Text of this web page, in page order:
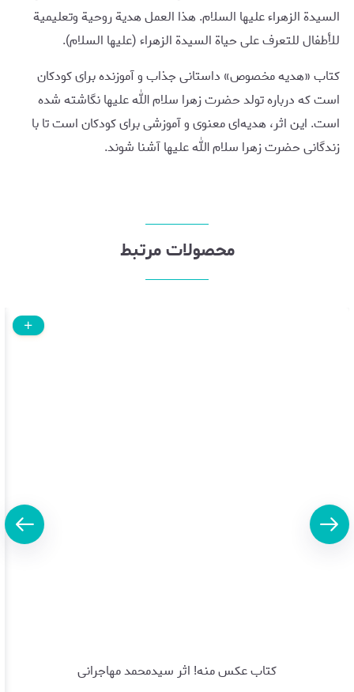
السيدة الزهراء عليها السلام. هذا العمل هدية روحية وتعليمية
للأطفال للتعرف على حياة السيدة الزهراء (عليها السلام).
کتاب «هدیه مخصوص» داستانی جذاب و آموزنده برای کودکان
است که درباره تولد حضرت زهرا سلام الله علیها نگاشته شده
است. این اثر، هدیه‌ای معنوی و آموزشی برای کودکان است تا با
زندگانی حضرت زهرا سلام الله علیها آشنا شوند.
محصولات مرتبط
کتاب عکس منه! اثر سیدمحمد مهاجرانی